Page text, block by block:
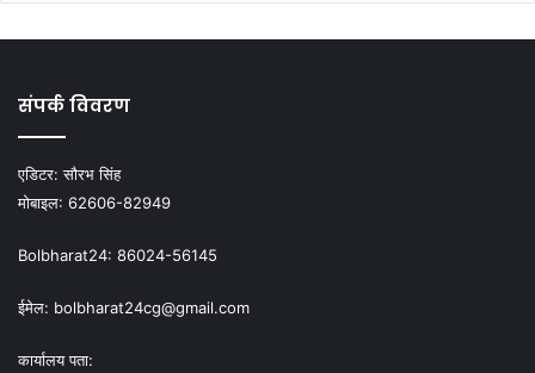
संपर्क विवरण
एडिटर:सौरभ सिंह
मोबाइल: 62606-82949
Bolbharat24: 86024-56145
ईमेल: bolbharat24cg@gmail.com
कार्यालय पता: